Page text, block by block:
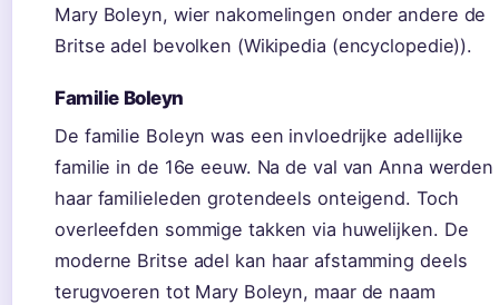
Mary Boleyn, wier nakomelingen onder andere de
Britse adel bevolken (Wikipedia (encyclopedie)).
Familie Boleyn
De familie Boleyn was een invloedrijke adellijke
familie in de 16e eeuw. Na de val van Anna werden
haar familieleden grotendeels onteigend. Toch
overleefden sommige takken via huwelijken. De
moderne Britse adel kan haar afstamming deels
terugvoeren tot Mary Boleyn, maar de naam